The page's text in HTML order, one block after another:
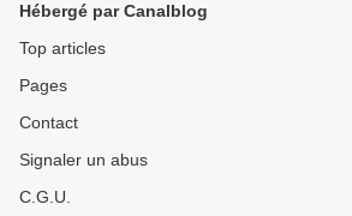
Hébergé par Canalblog
Top articles
Pages
Contact
Signaler un abus
C.G.U.